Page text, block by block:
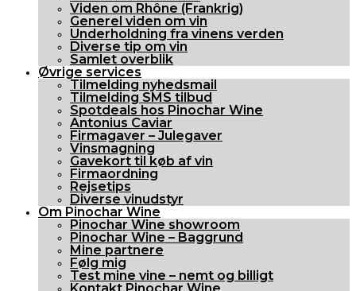
Viden om Rhône (Frankrig)
Generel viden om vin
Underholdning fra vinens verden
Diverse tip om vin
Samlet overblik
Øvrige services
Tilmelding nyhedsmail
Tilmelding SMS tilbud
Spotdeals hos Pinochar Wine
Antonius Caviar
Firmagaver – Julegaver
Vinsmagning
Gavekort til køb af vin
Firmaordning
Rejsetips
Diverse vinudstyr
Om Pinochar Wine
Pinochar Wine showroom
Pinochar Wine – Baggrund
Mine partnere
Følg mig
Test mine vine – nemt og billigt